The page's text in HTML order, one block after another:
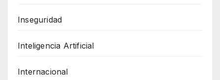
Inseguridad
Inteligencia Artificial
Internacional